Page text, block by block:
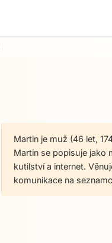
Martin je muž (46 let,
Martin se popisuje jako
kutilství a internet.
komunikace na